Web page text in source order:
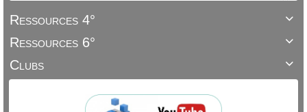

Ressources 4°

Ressources 6°

Clubs